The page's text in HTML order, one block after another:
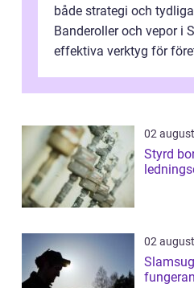
både strategi och
Banderoller och vepor i
effektiva verktyg för
02
Styrd
02
Slamsugning en